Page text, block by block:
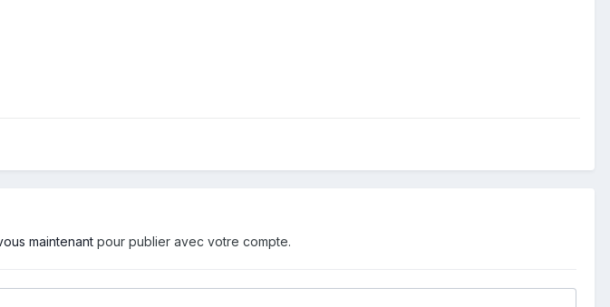
maintenant pour publier avec votre compte.